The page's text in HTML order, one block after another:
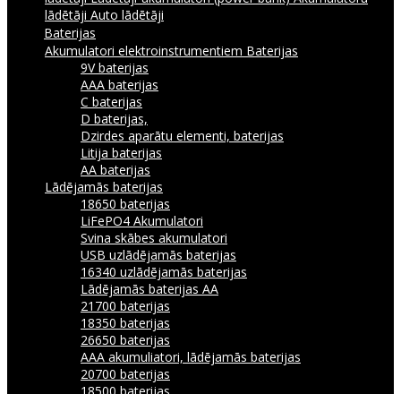
lādētāji Auto lādētāji
Baterijas
Akumulatori elektroinstrumentiem Baterijas
9V baterijas
AAA baterijas
C baterijas
D baterijas,
Dzirdes aparātu elementi, baterijas
Litija baterijas
AA baterijas
Lādējamās baterijas
18650 baterijas
LiFePO4 Akumulatori
Svina skābes akumulatori
USB uzlādējamās baterijas
16340 uzlādējamās baterijas
Lādējamās baterijas AA
21700 baterijas
18350 baterijas
26650 baterijas
AAA akumuliatori, lādējamās baterijas
20700 baterijas
18500 baterijas